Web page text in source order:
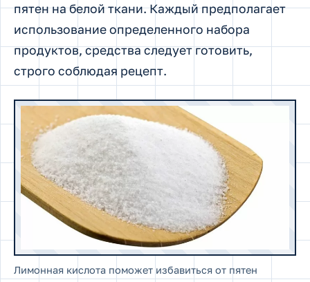
пятен на белой ткани. Каждый предполагает
использование определенного набора
продуктов, средства следует готовить,
строго соблюдая рецепт.
Лимонная кислота поможет избавиться от пятен